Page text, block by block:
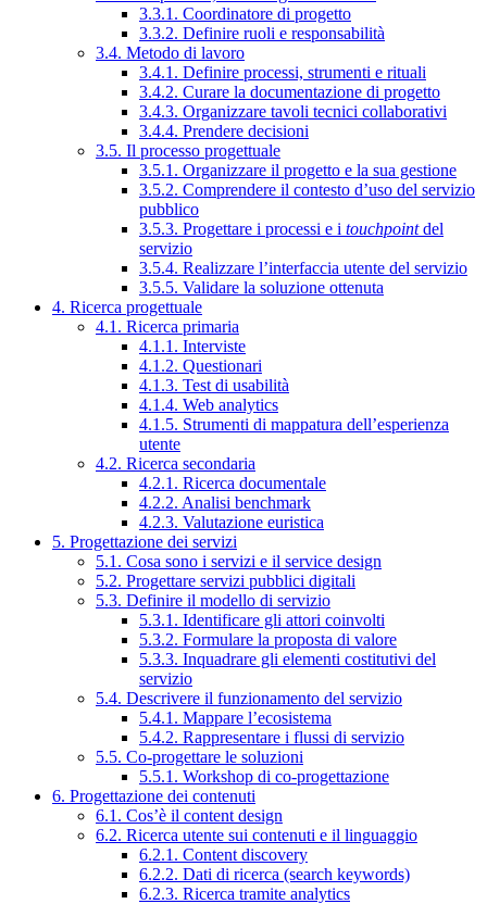
3.3.1. Coordinatore di progetto
3.3.2. Definire ruoli e responsabilità
3.4. Metodo di lavoro
3.4.1. Definire processi, strumenti e rituali
3.4.2. Curare la documentazione di progetto
3.4.3. Organizzare tavoli tecnici collaborativi
3.4.4. Prendere decisioni
3.5. Il processo progettuale
3.5.1. Organizzare il progetto e la sua gestione
3.5.2. Comprendere il contesto d’uso del servizio
pubblico
3.5.3. Progettare i processi e i touchpointdel
servizio
3.5.4. Realizzare l’interfaccia utente del servizio
3.5.5. Validare la soluzione ottenuta
4. Ricerca progettuale
4.1. Ricerca primaria
4.1.1. Interviste
4.1.2. Questionari
4.1.3. Test di usabilità
4.1.4. Web analytics
4.1.5. Strumenti di mappatura dell’esperienza
utente
4.2. Ricerca secondaria
4.2.1. Ricerca documentale
4.2.2. Analisi benchmark
4.2.3. Valutazione euristica
5. Progettazione dei servizi
5.1. Cosa sono i servizi e il service design
5.2. Progettare servizi pubblici digitali
5.3. Definire il modello di servizio
5.3.1. Identificare gli attori coinvolti
5.3.2. Formulare la proposta di valore
5.3.3. Inquadrare gli elementi costitutivi del
servizio
5.4. Descrivere il funzionamento del servizio
5.4.1. Mappare l’ecosistema
5.4.2. Rappresentare i flussi di servizio
5.5. Co-progettare le soluzioni
5.5.1. Workshop di co-progettazione
6. Progettazione dei contenuti
6.1. Cos’è il content design
6.2. Ricerca utente sui contenuti e il linguaggio
6.2.1. Content discovery
6.2.2. Dati di ricerca (search keywords)
6.2.3. Ricerca tramite analytics